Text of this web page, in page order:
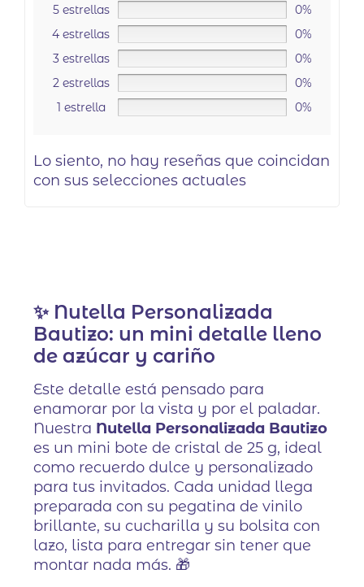
5 estrellas
0%
4 estrellas
0%
3 estrellas
0%
2 estrellas
0%
1 estrella
0%
Lo siento, no hay reseñas que coincidan
con sus selecciones actuales
✨ Nutella Personalizada
Bautizo: un mini detalle lleno
de azúcar y cariño
Este detalle está pensado para
enamorar por la vista y por el paladar.
Nuestra Nutella Personalizada Bautizo
es un mini bote de cristal de 25 g, ideal
como recuerdo dulce y personalizado
para tus invitados. Cada unidad llega
preparada con su pegatina de vinilo
brillante, su cucharilla y su bolsita con
lazo, lista para entregar sin tener que
montar nada más. 🎁